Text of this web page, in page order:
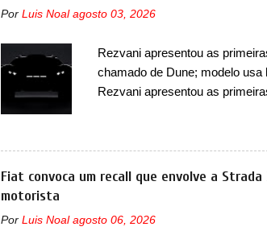
informações sobre o sedã, que
que o antecipou no Salão de
dianteira, o sedã conta com
Por Luis Noal agosto 03, 2026
Rezvani apresentou as
chamado de Dune; modelo
Rezvani apresentou as
que terá uma proposta off-
tiveram, como o Porsche 911
modelo italiano tem grande
Huracán, o Dune nasce com
Rezvani. Junto com as
Fiat convoca um recall que envolve a
motorista
Por Luis Noal agosto 06, 2026